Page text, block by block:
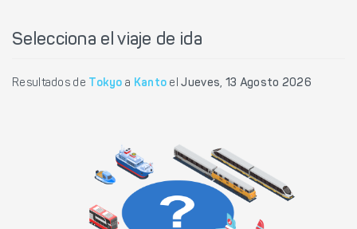
Selecciona el viaje de ida
Resultados de Tokyo a Kanto elJueves, 13 Agosto 2026